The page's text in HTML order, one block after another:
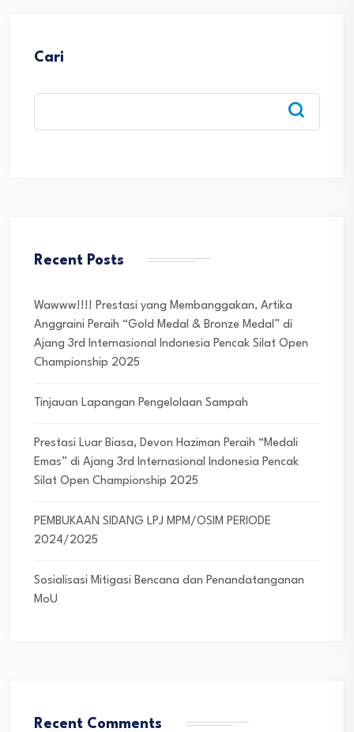
Cari
Recent Posts
Wawww!!!! Prestasi yang Membanggakan, Artika
Anggraini Peraih “Gold Medal & Bronze Medal” di
Ajang 3rd Internasional Indonesia Pencak Silat Open
Championship 2025
Tinjauan Lapangan Pengelolaan Sampah
Prestasi Luar Biasa, Devon Haziman Peraih “Medali
Emas” di Ajang 3rd Internasional Indonesia Pencak
Silat Open Championship 2025
PEMBUKAAN SIDANG LPJ MPM/OSIM PERIODE
2024/2025
Sosialisasi Mitigasi Bencana dan Penandatanganan
MoU
Recent Comments